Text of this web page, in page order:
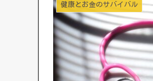
健康とお金のサバイバル